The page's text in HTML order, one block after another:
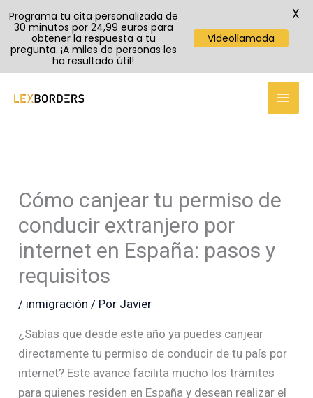
Cómo canjear tu permiso de
conducir extranjero por
internet en España: pasos y
requisitos
/ inmigración / Por Javier
¿Sabías que desde este año ya puedes canjear
directamente tu permiso de conducir de tu país por
internet? Este avance facilita mucho los trámites
para quienes residen en España y desean realizar el
TikTok
Instagram
YouTube
Programa tu cita personalizada de
30 minutos por 24,99 euros para
obtener la respuesta a tu
pregunta. ¡A miles de personas les
ha resultado útil!
Videollamada
X